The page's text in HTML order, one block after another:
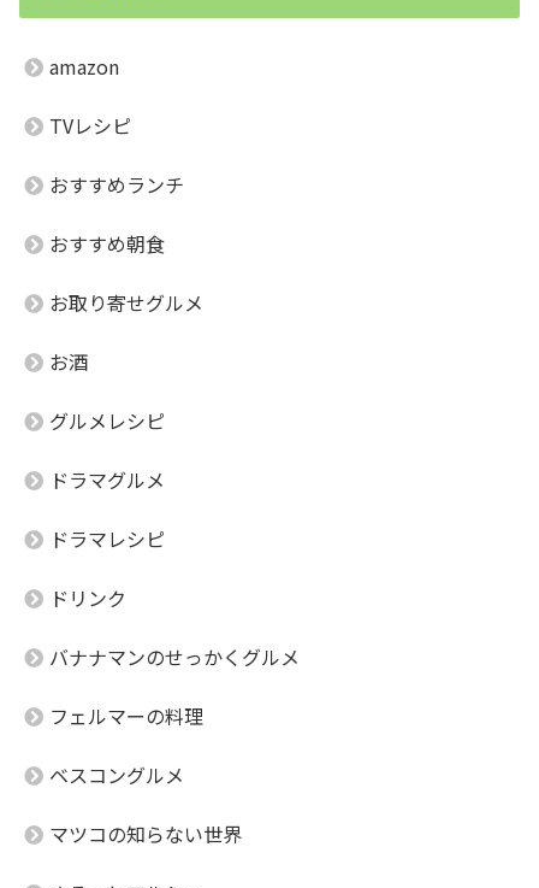
amazon
TVレシピ
おすすめランチ
おすすめ朝食
お取り寄せグルメ
お酒
グルメレシピ
ドラマグルメ
ドラマレシピ
ドリンク
バナナマンのせっかくグルメ
フェルマーの料理
ベスコングルメ
マツコの知らない世界